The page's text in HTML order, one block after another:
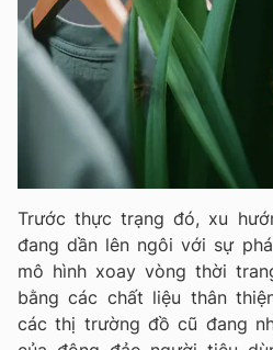
Trước thực trạng đó, xu
đang dần lên ngôi với sự
mô hình xoay vòng thời
bằng các chất liệu thân
các thị trường đồ cũ đang